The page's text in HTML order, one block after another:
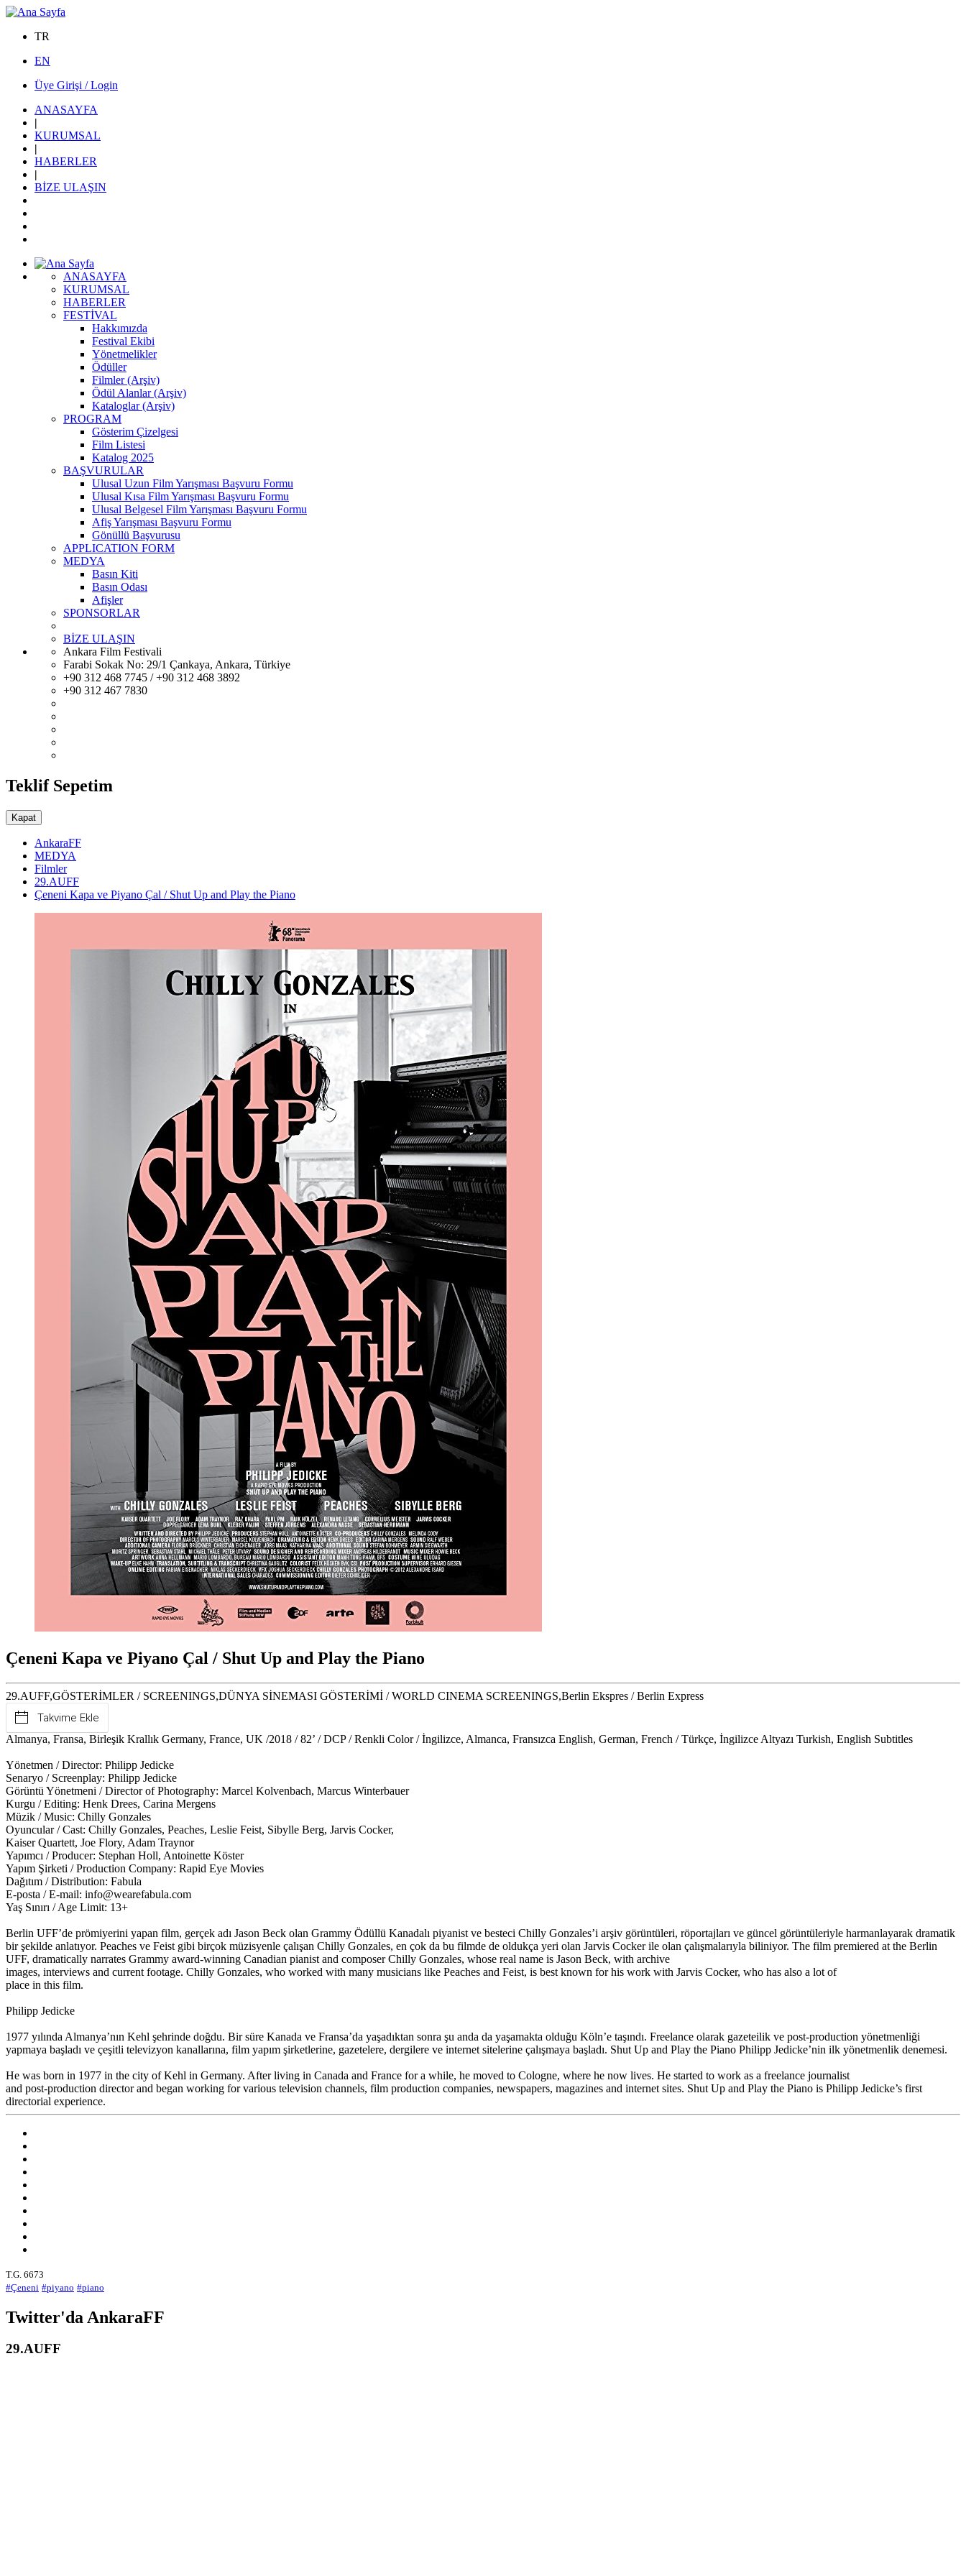
TR
EN
Üye Girişi / Login
ANASAYFA
|
KURUMSAL
|
HABERLER
|
BİZE ULAŞIN
ANASAYFA
KURUMSAL
HABERLER
FESTİVAL
Hakkımızda
Festival Ekibi
Yönetmelikler
Ödüller
Filmler (Arşiv)
Ödül Alanlar (Arşiv)
Kataloglar (Arşiv)
PROGRAM
Gösterim Çizelgesi
Film Listesi
Katalog 2025
BAŞVURULAR
Ulusal Uzun Film Yarışması Başvuru Formu
Ulusal Kısa Film Yarışması Başvuru Formu
Ulusal Belgesel Film Yarışması Başvuru Formu
Afiş Yarışması Başvuru Formu
Gönüllü Başvurusu
APPLICATION FORM
MEDYA
Basın Kiti
Basın Odası
Afişler
SPONSORLAR
BİZE ULAŞIN
Ankara Film Festivali
Farabi Sokak No: 29/1 Çankaya, Ankara, Türkiye
+90 312 468 7745 / +90 312 468 3892
+90 312 467 7830
Teklif Sepetim
Kapat
AnkaraFF
MEDYA
Filmler
29.AUFF
Çeneni Kapa ve Piyano Çal / Shut Up and Play the Piano
Çeneni Kapa ve Piyano Çal / Shut Up and Play the Piano
29.AUFF,GÖSTERİMLER / SCREENINGS,DÜNYA SİNEMASI GÖSTERİMİ / WORLD CINEMA SCREENINGS,Berlin Ekspres / Berlin Express
Takvime Ekle
Almanya, Fransa, Birleşik Krallık Germany, France, UK /2018 / 82’ / DCP / Renkli Color / İngilizce, Almanca, Fransızca English, German, French / Türkçe, İngilizce Altyazı Turkish, English Subtitles
Yönetmen / Director: Philipp Jedicke
Senaryo / Screenplay: Philipp Jedicke
Görüntü Yönetmeni / Director of Photography: Marcel Kolvenbach, Marcus Winterbauer
Kurgu / Editing: Henk Drees, Carina Mergens
Müzik / Music: Chilly Gonzales
Oyuncular / Cast: Chilly Gonzales, Peaches, Leslie Feist, Sibylle Berg, Jarvis Cocker,
Kaiser Quartett, Joe Flory, Adam Traynor
Yapımcı / Producer: Stephan Holl, Antoinette Köster
Yapım Şirketi / Production Company: Rapid Eye Movies
Dağıtım / Distribution: Fabula
E-posta / E-mail: info@wearefabula.com
Yaş Sınırı / Age Limit: 13+
Berlin UFF’de prömiyerini yapan film, gerçek adı Jason Beck olan Grammy Ödüllü Kanadalı piyanist ve besteci Chilly Gonzales’i arşiv görüntüleri, röportajları ve güncel görüntüleriyle harmanlayarak dramatik
bir şekilde anlatıyor. Peaches ve Feist gibi birçok müzisyenle çalışan Chilly Gonzales, en çok da bu filmde de oldukça yeri olan Jarvis Cocker ile olan çalışmalarıyla biliniyor. The film premiered at the Berlin
UFF, dramatically narrates Grammy award-winning Canadian pianist and composer Chilly Gonzales, whose real name is Jason Beck, with archive
images, interviews and current footage. Chilly Gonzales, who worked with many musicians like Peaches and Feist, is best known for his work with Jarvis Cocker, who has also a lot of
place in this film.
Philipp Jedicke
1977 yılında Almanya’nın Kehl şehrinde doğdu. Bir süre Kanada ve Fransa’da yaşadıktan sonra şu anda da yaşamakta olduğu Köln’e taşındı. Freelance olarak gazeteilik ve post-production yönetmenliği
yapmaya başladı ve çeşitli televizyon kanallarına, film yapım şirketlerine, gazetelere, dergilere ve internet sitelerine çalışmaya başladı. Shut Up and Play the Piano Philipp Jedicke’nin ilk yönetmenlik denemesi.
He was born in 1977 in the city of Kehl in Germany. After living in Canada and France for a while, he moved to Cologne, where he now lives. He started to work as a freelance journalist
and post-production director and began working for various television channels, film production companies, newspapers, magazines and internet sites. Shut Up and Play the Piano is Philipp Jedicke’s first
directorial experience.
T.G. 6673
#Çeneni #piyano #piano
Twitter'da AnkaraFF
29.AUFF